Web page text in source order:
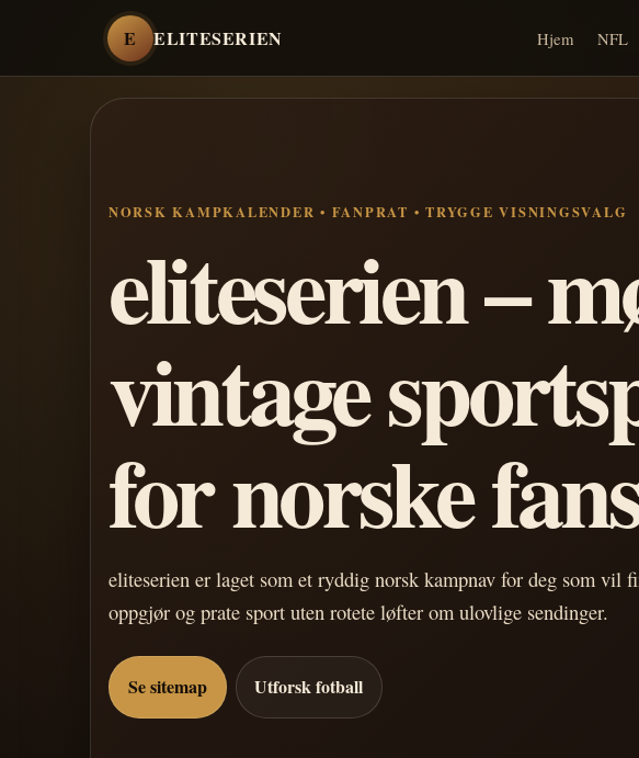
E ELITESERIEN Hjem NFL
NORSK KAMPKALENDER • FANPRAT • TRYGGE VISNINGSVALG
eliteserien –
vintage
for norske
eliteserien er laget som et ryddig norsk kampnav for deg som vil
oppgjør og prate sport uten rotete løfter om ulovlige sendinger.
Se sitemap Utforsk fotball